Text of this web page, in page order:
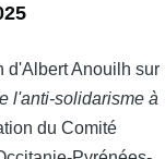
d'Albert Anouilh sur
l'anti-solidarisme à
du Comité